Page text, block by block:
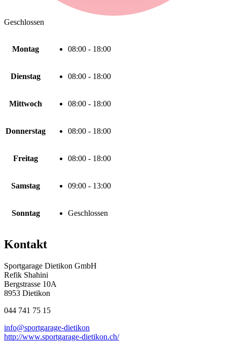
Geschlossen
Montag 08:00 - 18:00
Dienstag 08:00 - 18:00
Mittwoch 08:00 - 18:00
Donnerstag 08:00 - 18:00
Freitag 08:00 - 18:00
Samstag 09:00 - 13:00
Sonntag Geschlossen
Kontakt
Sportgarage Dietikon GmbH
Refik Shahini
Bergstrasse 10A
8953 Dietikon
044 741 75 15
info@sportgarage-dietikon
http://www.sportgarage-dietikon.ch/